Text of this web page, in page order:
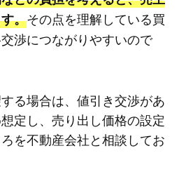
。その点を理解している買
渉につながりやすいので
る場合は、値引き交渉があ
定し、売り出し価格の設定
を不動産会社と相談してお